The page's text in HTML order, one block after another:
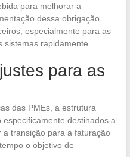
para melhorar a
dessa obrigação
especialmente para as
rapidamente.
para as
das PMEs, a estrutura
destinados a
a transição para a faturação
o objetivo de